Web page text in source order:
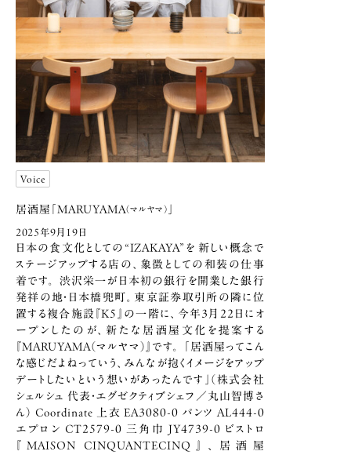
Voice
居酒屋「MARUYAMA（マルヤマ）
2025年9月19日
日本の食文化としての“IZAKAYA”を 新しい概念で
ステージアップする店の、象徴としての和装の仕事
着です。 渋沢栄一が日本初の銀行を開業した銀行
発祥の地・日本橋兜町。東京証券取引所の隣に位
置する複合施設『K5』の一階に、今年3月22日にオ
ープンしたのが、新たな居酒屋文化を提案する
『MARUYAMA（マルヤマ）』です。 「居酒屋ってこん
な感じだよねっていう、みんなが抱くイメージをアップ
デートしたいという想いがあったんです」（株式会社
シェルシュ 代表・エグゼクティブシェフ／丸山智博さ
ん） Coordinate 上衣 EA3080-0 パンツ AL444-0
エプロン CT2579-0 三角巾 JY4739-0 ビストロ
『MAISON CINQUANTECINQ』、居酒屋